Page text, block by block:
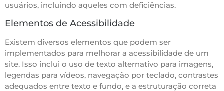
usuários, incluindo aqueles com deficiências.
Elementos de Acessibilidade
Existem diversos elementos que podem ser
implementados para melhorar a acessibilidade de um
site. Isso inclui o uso de texto alternativo para imagens,
legendas para vídeos, navegação por teclado, contrastes
adequados entre texto e fundo, e a estruturação correta